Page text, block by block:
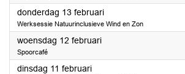
donderdag 13 februari2025
Werksessie Natuurinclusieve Wind en Zon
woensdag 12 februari2025
Spoorcafé
dinsdag 11 februari2025